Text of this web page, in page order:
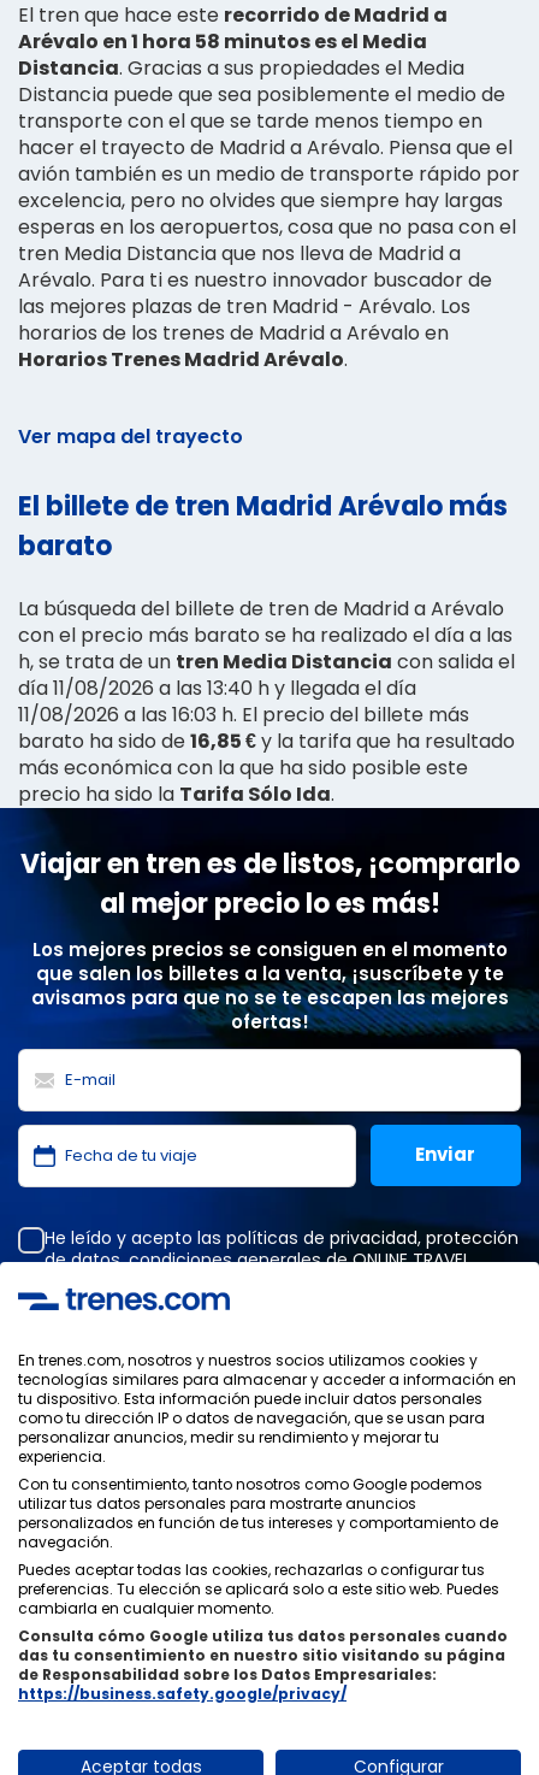
El tren que hace este recorrido de Madrid a
Arévalo en 1 hora 58 minutos es el Media
Distancia. Gracias a sus propiedades el Media
Distancia puede que sea posiblemente el medio de
transporte con el que se tarde menos tiempo en
hacer el trayecto de Madrid a Arévalo. Piensa que el
avión también es un medio de transporte rápido por
excelencia, pero no olvides que siempre hay largas
esperas en los aeropuertos, cosa que no pasa con el
tren Media Distancia que nos lleva de Madrid a
Arévalo. Para ti es nuestro innovador buscador de
las mejores plazas de tren Madrid - Arévalo. Los
horarios de los trenes de Madrid a Arévalo en
Horarios Trenes Madrid Arévalo.
Ver mapa del trayecto
El billete de tren Madrid Arévalo más
barato
La búsqueda del billete de tren de Madrid a Arévalo
con el precio más barato se ha realizado el día a las
h, se trata de un tren Media Distancia con salida el
día 11/08/2026 a las 13:40 h y llegada el día
11/08/2026 a las 16:03 h. El precio del billete más
barato ha sido de16,85 €y la tarifa que ha resultado
más económica con la que ha sido posible este
precio ha sido la Tarifa Sólo Ida.
Viajar en tren es de listos, ¡comprarlo
al mejor precio lo es más!
Los mejores precios se consiguen en el momento
que salen los billetes a la venta, ¡suscríbete y te
avisamos para que no se te escapen las mejores
ofertas!
He leído y acepto las políticas de privacidad, protección
de datos,condiciones generalesde ONLINE TRAVEL
Política de Privacidad
Condiciones Generales
Política de Cookies
Aviso Legal
Quiénes Somos ixigo
Copyright © Trenes.com. Todos los derechos reservados.
En trenes.com, nosotros y nuestros socios utilizamos cookies y
tecnologías similares para almacenar y acceder a información en
tu dispositivo. Esta información puede incluir datos personales
como tu dirección IP o datos de navegación, que se usan para
personalizar anuncios, medir su rendimiento y mejorar tu
experiencia.
Con tu consentimiento, tanto nosotros como Google podemos
utilizar tus datos personales para mostrarte anuncios
personalizados en función de tus intereses y comportamiento de
navegación.
Puedes aceptar todas las cookies, rechazarlas o configurar tus
preferencias. Tu elección se aplicará solo a este sitio web. Puedes
cambiarla en cualquier momento.
Consulta cómo Google utiliza tus datos personales cuando
das tu consentimiento en nuestro sitio visitando su página
de Responsabilidad sobre los Datos Empresariales:
https://business.safety.google/privacy/
Aceptar todas Configurar